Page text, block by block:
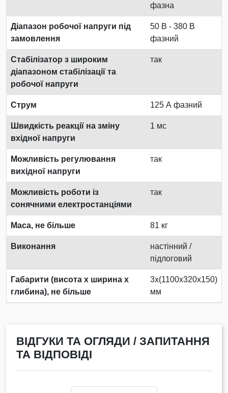
фазна
Діапазон робочої напруги під
замовлення
50 В - 380 В
фазний
Стабілізатор з широким
діапазоном стабілізації та
робочої напруги
так
Струм 125 А фазний
Швидкість реакції на зміну
вхідної напруги
1 мс
Можливість регулювання
вихідної напруги
так
Можливість роботи із
сонячними електростанціями
так
Маса, не більше 81 кг
Виконання
настінний /
підлоговий
Габарити (висота х ширина х
глибина), не більше
3х(1100х320х150)
мм
ВІДГУКИ ТА ОГЛЯДИ / ЗАПИТАННЯ
ТА ВІДПОВІДІ